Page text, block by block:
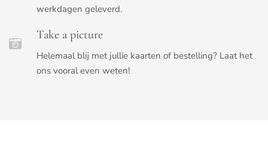
werkdagen geleverd.
Take a picture
Helemaal blij met jullie kaarten of bestelling? Laat het
ons vooral even weten!